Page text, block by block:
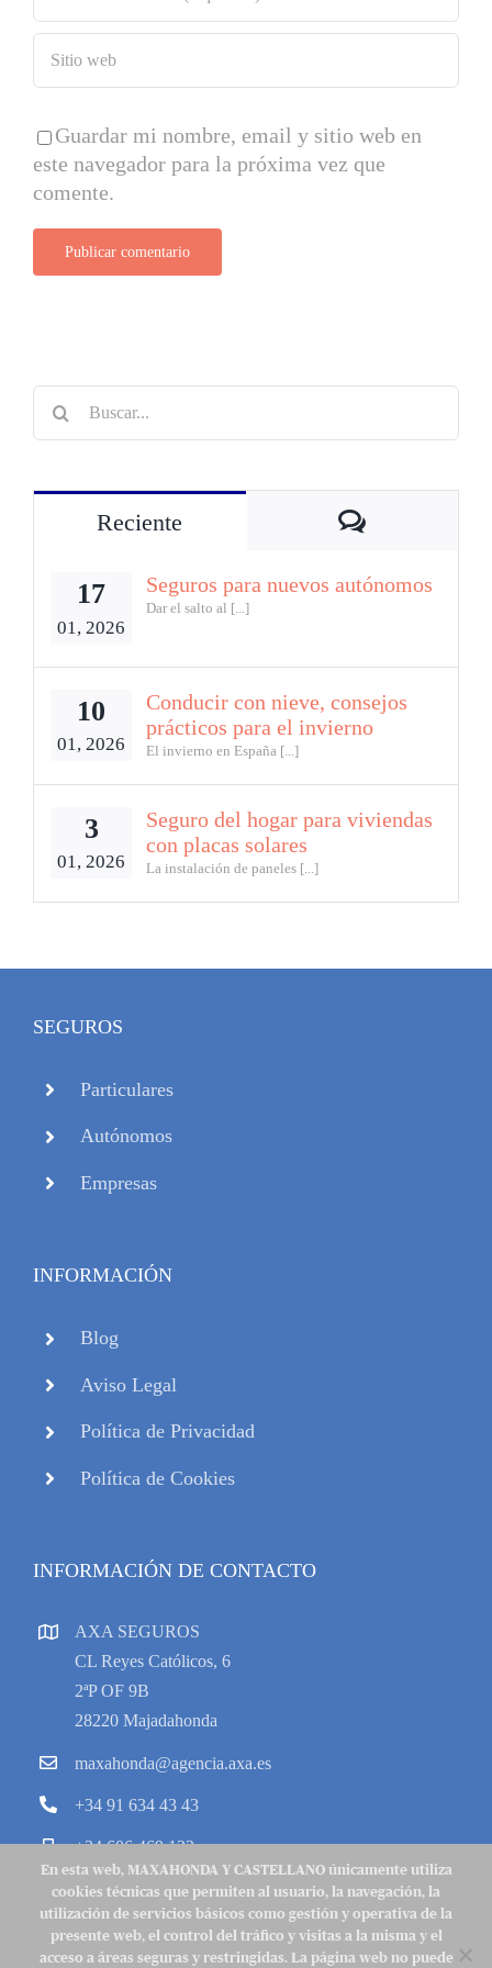
Guardar mi nombre, email y sitio web en
este navegador para la próxima vez que
comente.
Reciente Comentarios
17
01, 2026
Seguros para nuevos autónomos
Dar el salto al [...]
10
01, 2026
Conducir con nieve, consejos
prácticos para el invierno
El invierno en España [...]
3
01, 2026
Seguro del hogar para viviendas
con placas solares
La instalación de paneles [...]
SEGUROS
Particulares
Autónomos
Empresas
INFORMACIÓN
Blog
Aviso Legal
Política de Privacidad
Política de Cookies
INFORMACIÓN DE CONTACTO
AXA SEGUROS
CL Reyes Católicos, 6
2ªP OF 9B
28220 Majadahonda
maxahonda@agencia.axa.es
+34 91 634 43 43
+34 606 469 133
En esta web, MAXAHONDA Y CASTELLANO únicamente utiliza
cookies técnicas que permiten al usuario, la navegación, la
utilización de servicios básicos como gestión y operativa de la
presente web, el control del tráfico y visitas a la misma y el
acceso a áreas seguras y restringidas. La página web no puede